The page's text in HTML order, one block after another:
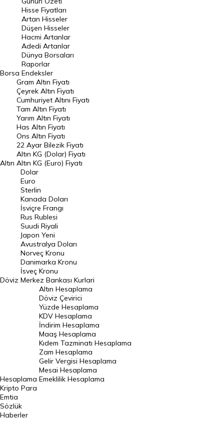
En Çok Artan Hisseler
En Çok Düşen Hisseler
Hacmi Artanlar
Geçmiş Kapanışlar
Dünya Borsaları
Raporlar
Endeksler
DÖVİZ
Döviz Kuru
Dolar Kuru
Euro Kuru
Pound Kuru
Frank Kuru
Riyal Kuru
Avustralya Doları
Danimarka Kronu Kuru
Kanada Doları Kuru
Norveç Kronu Kuru
İsveç Kronu Kuru
Japon Yeni Kuru
Serbest Piyasa Döviz Kurları
Merkez Bankası Döviz Kurları
Altın Fiyatları
Gram Altın Fiyatı
Çeyrek Altın Fiyatı
Borsa
Hisse Fiyatları
Artan Hisseler
Düşen Hisseler
Hacmi Artanlar
Adedi Artanlar
Dünya Borsaları
Raporlar
Endeksler
Altın
Gram Altın Fiyatı
Çeyrek Altın Fiyatı
Cumhuriyet Altını Fiyatı
Tam Altın Fiyatı
Yarım Altın Fiyatı
Has Altın Fiyatı
Ons Altın Fiyatı
22 Ayar Bilezik Fiyatı
Altın KG (Dolar) Fiyatı
Altın KG (Euro) Fiyatı
Döviz
Dolar
Euro
Sterlin
Kanada Doları
İsviçre Frangı
Rus Rublesi
Suudi Riyali
Japon Yeni
Avustralya Doları
Norveç Kronu
Danimarka Kronu
İsveç Kronu
Merkez Bankası Kurlari
Hesaplama
Altın Hesaplama
Döviz Çevirici
Yüzde Hesaplama
KDV Hesaplama
İndirim Hesaplama
Maaş Hesaplama
Kıdem Tazminatı Hesaplama
Zam Hesaplama
Gelir Vergisi Hesaplama
Mesai Hesaplama
Emeklilik Hesaplama
Kripto Para
Emtia
Sözlük
Haberler